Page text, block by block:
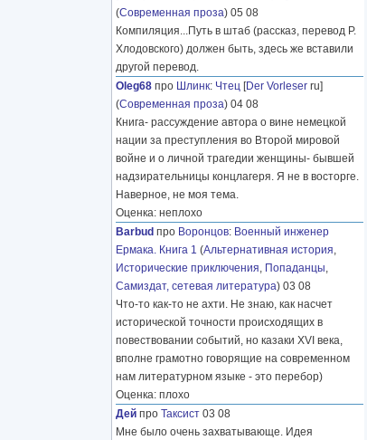
(Современная проза) 05 08
Компиляция...Путь в штаб (рассказ, перевод Р.
Хлодовского) должен быть, здесь же вставили
другой перевод.
Oleg68 про Шлинк: Чтец [Der Vorleser ru]
(Современная проза) 04 08
Книга- рассуждение автора о вине немецкой
нации за преступления во Второй мировой
войне и о личной трагедии женщины- бывшей
надзирательницы концлагеря. Я не в восторге.
Наверное, не моя тема.
Оценка: неплохо
Barbud про Воронцов: Военный инженер
Ермака. Книга 1 (Альтернативная история,
Исторические приключения, Попаданцы,
Самиздат, сетевая литература) 03 08
Что-то как-то не ахти. Не знаю, как насчет
исторической точности происходящих в
повествовании событий, но казаки XVI века,
вполне грамотно говорящие на современном
нам литературном языке - это перебор)
Оценка: плохо
Дей про Таксист 03 08
Мне было очень захватывающе. Идея